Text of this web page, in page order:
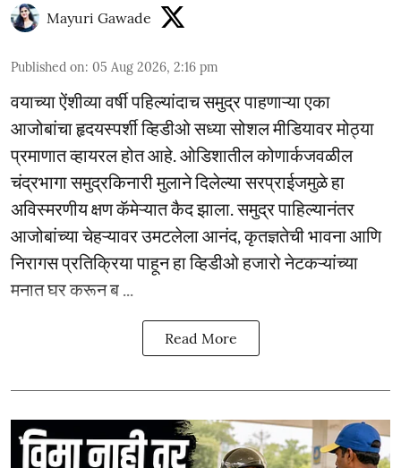
Mayuri Gawade
Published on: 05 Aug 2026, 2:16 pm
वयाच्या ऐंशीव्या वर्षी पहिल्यांदाच समुद्र पाहणाऱ्या एका
आजोबांचा हृदयस्पर्शी व्हिडीओ सध्या सोशल मीडियावर मोठ्या
प्रमाणात व्हायरल होत आहे. ओडिशातील कोणार्कजवळील
चंद्रभागा समुद्रकिनारी मुलाने दिलेल्या सरप्राईजमुळे हा
अविस्मरणीय क्षण कॅमेऱ्यात कैद झाला. समुद्र पाहिल्यानंतर
आजोबांच्या चेहऱ्यावर उमटलेला आनंद, कृतज्ञतेची भावना आणि
निरागस प्रतिक्रिया पाहून हा व्हिडीओ हजारो नेटकऱ्यांच्या
मनात घर करून ब ...
Read More